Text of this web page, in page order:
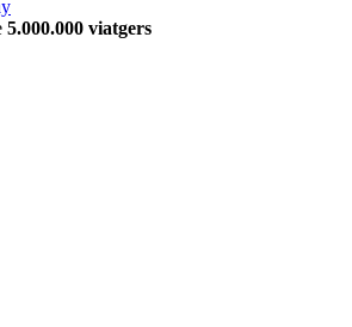
5.000.000 viatgers